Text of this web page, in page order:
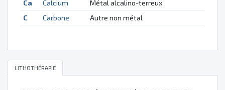
Ca
Calcium
Métal alcalino-terreux
C
Carbone Autre non métal
LITHOTHÉRAPIE